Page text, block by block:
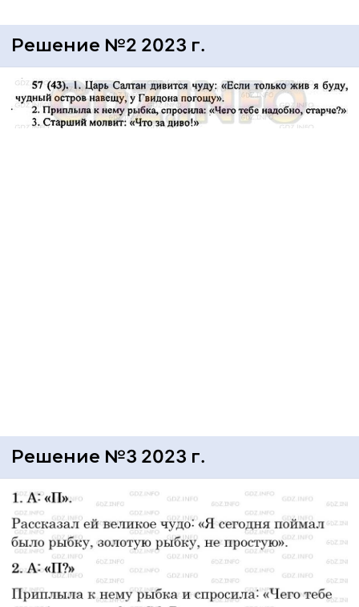
Решение №2 2023 г.
Решение №3 2023 г.